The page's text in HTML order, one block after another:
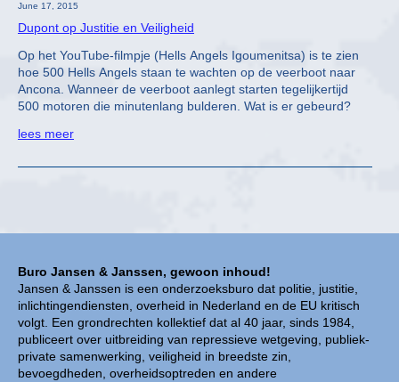
Buro Jansen & Janssen, gewoon inhoud!
Jansen & Janssen is een onderzoeksburo dat politie, justitie,
inlichtingendiensten, overheid in Nederland en de EU kritisch
volgt. Een grondrechten kollektief dat al 40 jaar, sinds 1984,
publiceert over uitbreiding van repressieve wetgeving, publiek-
private samenwerking, veiligheid in breedste zin,
bevoegdheden, overheidsoptreden en andere
June 17, 2015
Dupont op Justitie en Veiligheid
Op het YouTube-filmpje (Hells Angels Igoumenitsa) is te zien
hoe 500 Hells Angels staan te wachten op de veerboot naar
Ancona. Wanneer de veerboot aanlegt starten tegelijkertijd
500 motoren die minutenlang bulderen. Wat is er gebeurd?
lees meer